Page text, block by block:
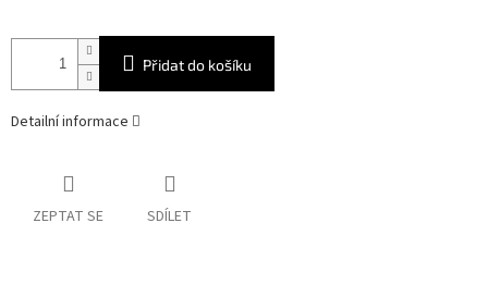
Přidat do košíku
Detailní informace
ZEPTAT SE SDÍLET